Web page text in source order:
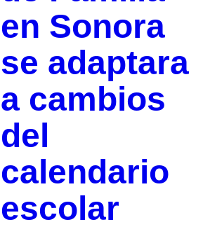
en Sonora
se adaptara
a cambios
del
calendario
escolar